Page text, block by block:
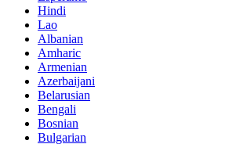
Hindi
Lao
Albanian
Amharic
Armenian
Azerbaijani
Belarusian
Bengali
Bosnian
Bulgarian